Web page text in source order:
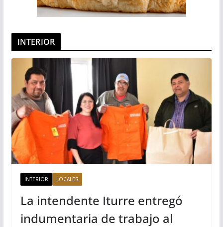
INTERIOR
INTERIOR LOCALES
La intendente Iturre entregó
indumentaria de trabajo al